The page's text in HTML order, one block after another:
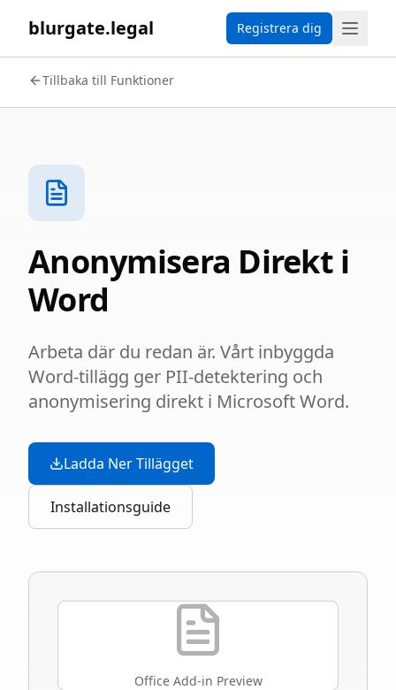
blurgate.legal Registrera dig
Tillbaka till Funktioner
Anonymisera Direkt i
Word
Arbeta där du redan är. Vårt inbyggda
Word-tillägg ger PII-detektering och
anonymisering direkt i Microsoft Word.
Ladda Ner Tillägget
Installationsguide
Office Add-in Preview